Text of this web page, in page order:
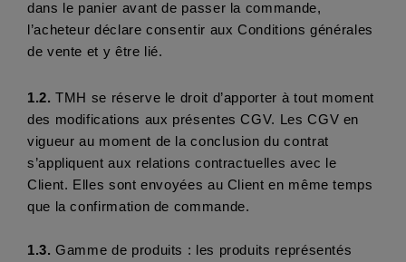
dans le panier avant de passer la commande,
l’acheteur déclare consentir aux Conditions générales
de vente et y être lié.
1.2. TMH se réserve le droit d’apporter à tout moment
des modifications aux présentes CGV. Les CGV en
vigueur au moment de la conclusion du contrat
s’appliquent aux relations contractuelles avec le
Client. Elles sont envoyées au Client en même temps
que la confirmation de commande.
1.3. Gamme de produits : les produits représentés